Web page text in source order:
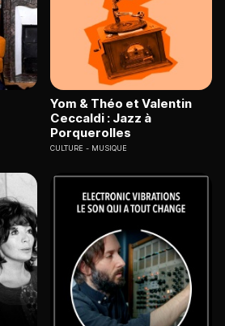
Yom & Théo et Valentin
Ceccaldi : Jazz à
Porquerolles
CULTURE MUSIQUE